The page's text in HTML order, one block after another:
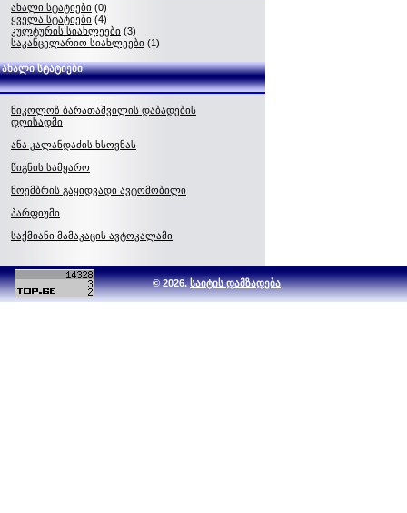
ახალი სტატიები (0)
ყველა სტატიები (4)
კულტურის სიახლეები (3)
საკანცელარიო სიახლეები (1)
ახალი სტატიები
ნიკოლოზ ბარათაშვილის დაბადების
დღისადმი
ანა კალანდაძის ხსოვნას
წიგნის სამყარო
ნოემბრის გაყიდვადი ავტომობილი
პარფიუმი
საქმიანი მამაკაცის ავტოკალამი
© 2026.საიტის დამზადება